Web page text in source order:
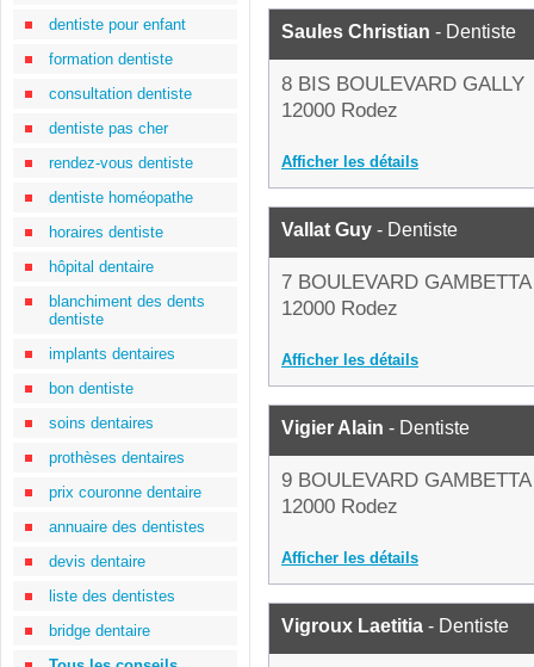
dentiste pour enfant
formation dentiste
consultation dentiste
dentiste pas cher
rendez-vous dentiste
dentiste homéopathe
horaires dentiste
hôpital dentaire
blanchiment des dents
dentiste
implants dentaires
bon dentiste
soins dentaires
prothèses dentaires
prix couronne dentaire
annuaire des dentistes
devis dentaire
liste des dentistes
bridge dentaire
Saules Christian - Dentiste
8 BIS BOULEVARD GALLY
12000 Rodez
Afficher les détails
Vallat Guy - Dentiste
7 BOULEVARD GAMBETTA
12000 Rodez
Afficher les détails
Vigier Alain - Dentiste
9 BOULEVARD GAMBETTA
12000 Rodez
Afficher les détails
Vigroux Laetitia - Dentiste